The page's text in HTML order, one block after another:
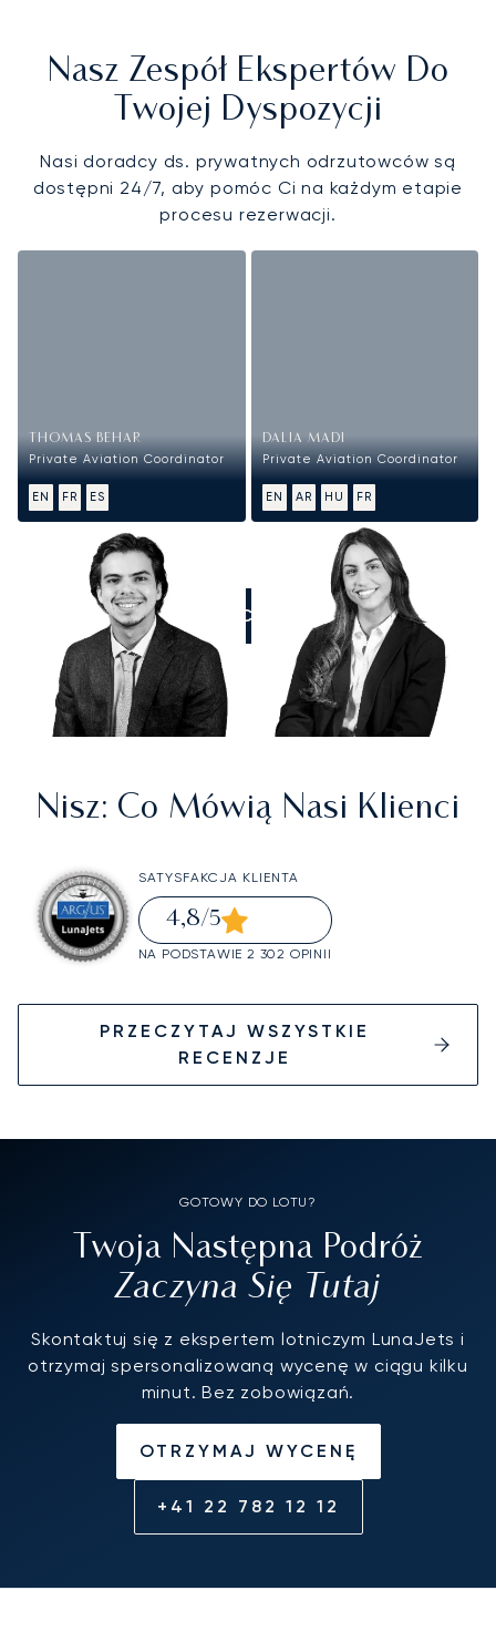
Nasz Zespół Ekspertów Do
Twojej Dyspozycji
Nasi doradcy ds. prywatnych odrzutowców są
dostępni 24/7, aby pomóc Ci na każdym etapie
procesu rezerwacji.
THOMAS BEHAR
Private Aviation Coordinator
EN FR ES
DALIA MADI
Private Aviation Coordinator
EN AR HU FR
ZADZWOŃCIE DO NAS
Nisz: Co Mówią Nasi Klienci
SATYSFAKCJA KLIENTA
4,8/5
NA PODSTAWIE 2 302 OPINII
PRZECZYTAJ WSZYSTKIE
RECENZJE
GOTOWY DO LOTU?
Twoja Następna Podróż
Zaczyna Się Tutaj
Skontaktuj się z ekspertem lotniczym LunaJets i
otrzymaj spersonalizowaną wycenę w ciągu kilku
minut. Bez zobowiązań.
OTRZYMAJ WYCENĘ
+41 22 782 12 12